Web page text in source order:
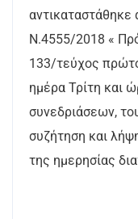
Ν.4555/2018 «
133/τεύχος
ημέρα Τρίτη και
συνεδριάσεων,
συζήτηση και
της ημερησίας